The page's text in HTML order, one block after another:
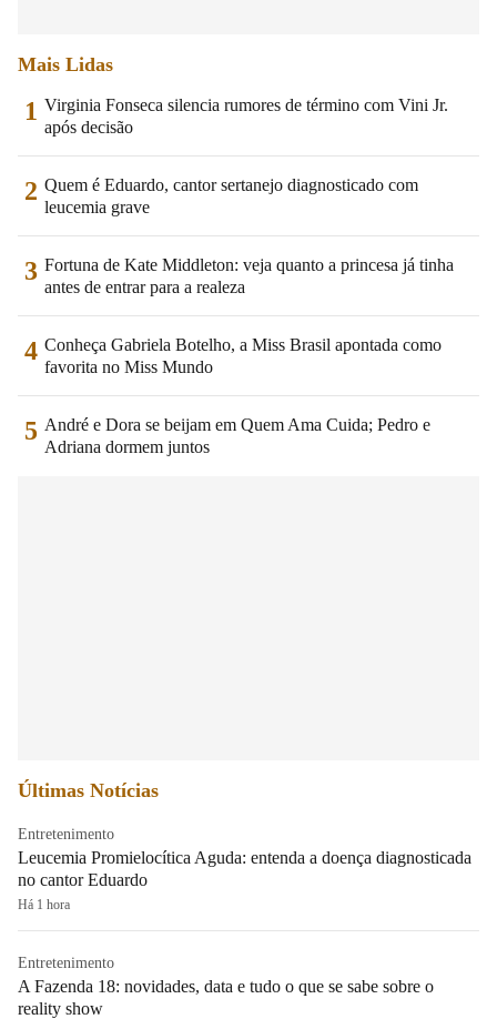
Mais Lidas
1 Virginia Fonseca silencia rumores de término com Vini Jr.
após decisão
2 Quem é Eduardo, cantor sertanejo diagnosticado com
leucemia grave
3 Fortuna de Kate Middleton: veja quanto a princesa já tinha
antes de entrar para a realeza
4 Conheça Gabriela Botelho, a Miss Brasil apontada como
favorita no Miss Mundo
5 André e Dora se beijam em Quem Ama Cuida; Pedro e
Adriana dormem juntos
Últimas Notícias
Entretenimento
Leucemia Promielocítica Aguda: entenda a doença diagnosticada
no cantor Eduardo
Há 1 hora
Entretenimento
A Fazenda 18: novidades, data e tudo o que se sabe sobre o
reality show